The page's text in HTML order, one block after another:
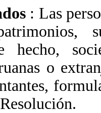
: Las
hecho,
o